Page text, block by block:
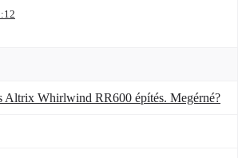
Altrix Whirlwind RR600 építés. Megérné?